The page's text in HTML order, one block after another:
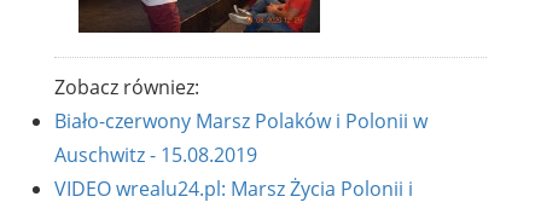
Zobacz równiez:
Biało-czerwony Marsz Polaków i Polonii w
Auschwitz - 15.08.2019
VIDEO wrealu24.pl: Marsz Życia Polonii i